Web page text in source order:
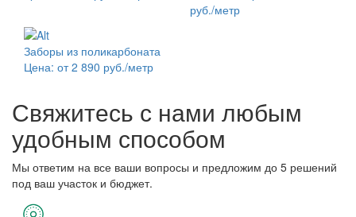
руб./метр
Заборы из поликарбоната
Цена: от 2 890 руб./метр
Свяжитесь с нами любым
удобным способом
Мы ответим на все ваши вопросы и предложим до 5 решений
под ваш участок и бюджет.